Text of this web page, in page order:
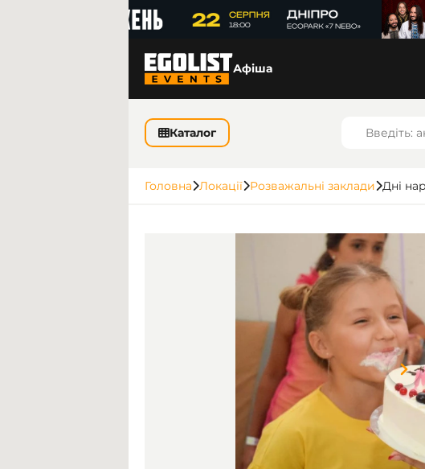
Афіша
Каталог
Головна Локації Розважальні заклади Дні
1